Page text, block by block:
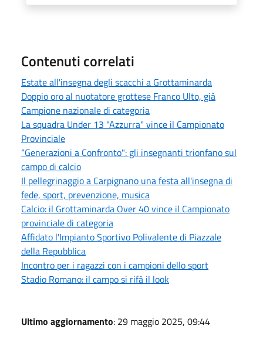
Contenuti correlati
Estate all'insegna degli scacchi a Grottaminarda
Doppio oro al nuotatore grottese Franco Ulto, già
Campione nazionale di categoria
La squadra Under 13 "Azzurra" vince il Campionato
Provinciale
“Generazioni a Confronto": gli insegnanti trionfano sul
campo di calcio
Il pellegrinaggio a Carpignano una festa all'insegna di
fede, sport, prevenzione, musica
Calcio: il Grottaminarda Over 40 vince il Campionato
provinciale di categoria
Affidato l'Impianto Sportivo Polivalente di Piazzale
della Repubblica
Incontro per i ragazzi con i campioni dello sport
Stadio Romano: il campo si rifà il look
Ultimo aggiornamento: 29 maggio 2025, 09:44